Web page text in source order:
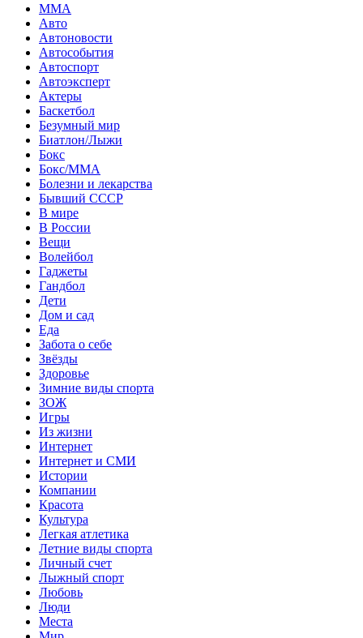
MMA
Авто
Автоновости
Автособытия
Автоспорт
Автоэксперт
Актеры
Баскетбол
Безумный мир
Биатлон/Лыжи
Бокс
Бокс/MMA
Болезни и лекарства
Бывший СССР
В мире
В России
Вещи
Волейбол
Гаджеты
Гандбол
Дети
Дом и сад
Еда
Забота о себе
Звёзды
Здоровье
Зимние виды спорта
ЗОЖ
Игры
Из жизни
Интернет
Интернет и СМИ
Истории
Компании
Красота
Культура
Легкая атлетика
Летние виды спорта
Личный счет
Лыжный спорт
Любовь
Люди
Места